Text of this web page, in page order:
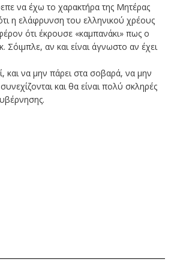
να έχω το χαρακτήρα της Μητέρας
η ελάφρυνση του ελληνικού χρέους
ότι έκρουσε «καμπανάκι» πως ο
αν και είναι άγνωστο αν έχει
και να μην πάρει στα σοβαρά, να μην
και θα είναι πολύ σκληρές